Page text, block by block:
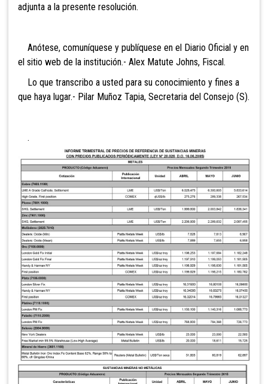
adjunta a la presente resolución.
Anótese, comuníquese y publíquese en el Diario Oficial y en
el sitio web de la institución.- Alex Matute Johns, Fiscal.
Lo que transcribo a usted para su conocimiento y fines a
que haya lugar.- Pilar Muñoz Tapia, Secretaria del Consejo (S).
.